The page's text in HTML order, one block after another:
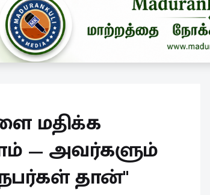
மதிக்க
— அவர்களும்
தான்"